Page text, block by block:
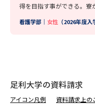
新学年スタート号特集ページ
オープンキャンパス検索
得を目指す事ができる。寮
看護学部｜ 女性 （2026年度入
足利大学の資料請求
アイコン凡例 資料請求上の